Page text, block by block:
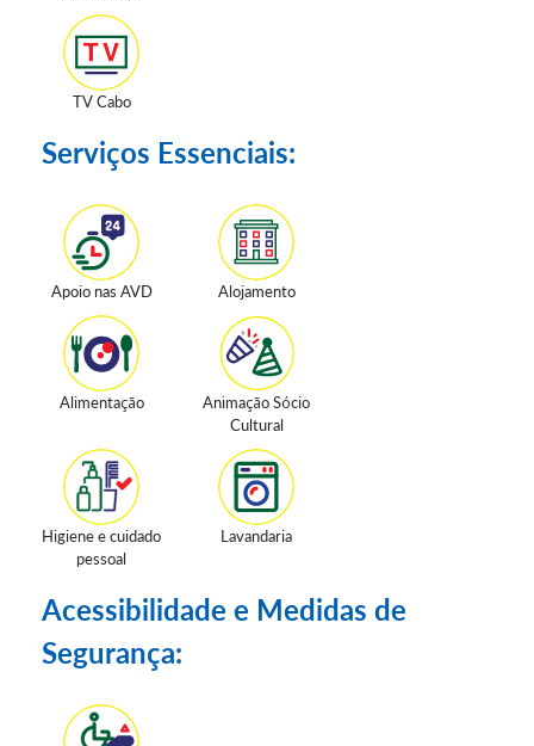
TV Cabo
Serviços Essenciais:
Apoio nas AVD Alojamento
Alimentação
Animação Sócio
Cultural
Higiene e cuidado
pessoal
Lavandaria
Acessibilidade e Medidas de
Segurança: